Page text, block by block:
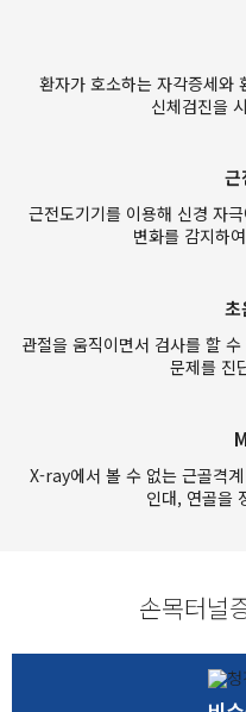
환자가 호소하는 자각증세와
신체검진을
근
근전도기기를 이용해 신경 자
변화를 감지하
초
관절을 움직이면서 검사를 할
문제를 진
X-ray에서 볼 수 없는 근골격
인대, 연골을
손목터널